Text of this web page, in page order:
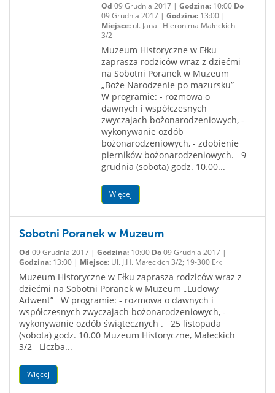
Od 09 Grudnia 2017 | Godzina:10:00 Do
09 Grudnia 2017 | Godzina:13:00 |
Miejsce:ul. Jana i Hieronima Małeckich
3/2
Muzeum Historyczne w Ełku
zaprasza rodziców wraz z dziećmi
na Sobotni Poranek w Muzeum
„Boże Narodzenie po mazursku”
W programie: - rozmowa o
dawnych i współczesnych
zwyczajach bożonarodzeniowych, -
wykonywanie ozdób
bożonarodzeniowych, - zdobienie
pierników bożonarodzeniowych. 9
grudnia (sobota) godz. 10.00...
Więcej
Sobotni Poranek w Muzeum
Od 09 Grudnia 2017 | Godzina: 10:00 Do09 Grudnia 2017 |
Godzina: 13:00 | Miejsce: Ul. J.H. Małeckich 3/2; 19-300 Ełk
Muzeum Historyczne w Ełku zaprasza rodziców wraz z
dziećmi na Sobotni Poranek w Muzeum „Ludowy
Adwent” W programie: - rozmowa o dawnych i
współczesnych zwyczajach bożonarodzeniowych, -
wykonywanie ozdób świątecznych . 25 listopada
(sobota) godz. 10.00 Muzeum Historyczne, Małeckich
3/2 Liczba...
Więcej